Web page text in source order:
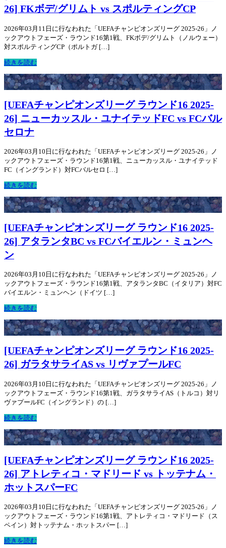
26] FKボデ/グリムト vs スポルティングCP
2026年03月11日に行なわれた「UEFAチャンピオンズリーグ 2025-26」ノ
ックアウトフェーズ・ラウンド16第1戦、FKボデ/グリムト（ノルウェー）
対スポルティングCP（ポルトガ […]
続きを読む
[UEFAチャンピオンズリーグ ラウンド16 2025-
26] ニューカッスル・ユナイテッドFC vs FCバル
セロナ
2026年03月10日に行なわれた「UEFAチャンピオンズリーグ 2025-26」ノ
ックアウトフェーズ・ラウンド16第1戦、ニューカッスル・ユナイテッド
FC（イングランド）対FCバルセロ […]
続きを読む
[UEFAチャンピオンズリーグ ラウンド16 2025-
26] アタランタBC vs FCバイエルン・ミュンヘ
ン
2026年03月10日に行なわれた「UEFAチャンピオンズリーグ 2025-26」ノ
ックアウトフェーズ・ラウンド16第1戦、アタランタBC（イタリア）対FC
バイエルン・ミュンヘン（ドイツ […]
続きを読む
[UEFAチャンピオンズリーグ ラウンド16 2025-
26] ガラタサライAS vs リヴァプールFC
2026年03月10日に行なわれた「UEFAチャンピオンズリーグ 2025-26」ノ
ックアウトフェーズ・ラウンド16第1戦、ガラタサライAS（トルコ）対リ
ヴァプールFC（イングランド）の […]
続きを読む
[UEFAチャンピオンズリーグ ラウンド16 2025-
26] アトレティコ・マドリード vs トッテナム・
ホットスパーFC
2026年03月10日に行なわれた「UEFAチャンピオンズリーグ 2025-26」ノ
ックアウトフェーズ・ラウンド16第1戦、アトレティコ・マドリード（ス
ペイン）対トッテナム・ホットスパー […]
続きを読む